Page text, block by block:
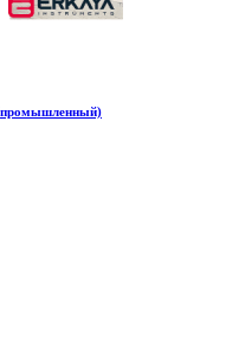
(промышленный)